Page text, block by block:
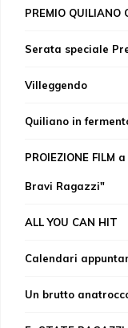
PREMIO QUILIANO
Serata speciale
Villeggendo
Quiliano in
PROIEZIONE FILM
Bravi Ragazzi"
ALL YOU CAN HIT
Calendari
Un brutto